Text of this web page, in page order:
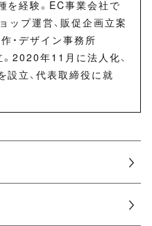
を経験。EC事業会社で
ップ運営、販促企画立案
・デザイン事務所
2020年11月に法人化、
立、代表取締役に就